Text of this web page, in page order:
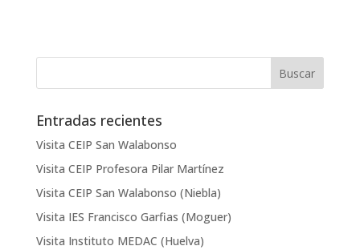
Entradas recientes
Visita CEIP San Walabonso
Visita CEIP Profesora Pilar Martínez
Visita CEIP San Walabonso (Niebla)
Visita IES Francisco Garfias (Moguer)
Visita Instituto MEDAC (Huelva)